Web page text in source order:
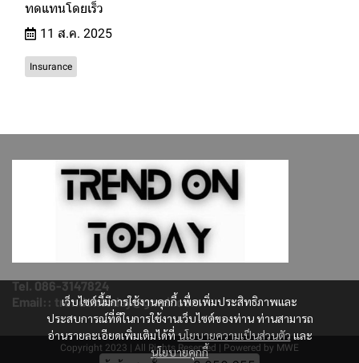
ทดแทนโดยเร็ว
11 ส.ค. 2025
Insurance
เว็บไซต์นี้มีการใช้งานคุกกี้ เพื่อเพิ่มประสิทธิภาพและ
ประสบการณ์ที่ดีในการใช้งานเว็บไซต์ของท่าน ท่านสามารถ
อ่านรายละเอียดเพิ่มเติมได้ที่ นโยบายความเป็นส่วนตัว และ
นโยบายคุกกี้
Tel. 086-3147824
Email:: trendontoday@gmail.com
Copyright 2023 | All Rights Reserved | Powered by MWE